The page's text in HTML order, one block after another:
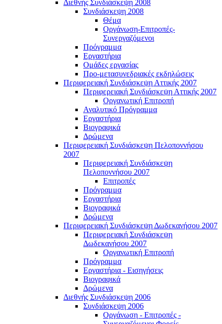
Διεθνής Συνδιάσκεψη 2008
Συνδιάσκεψη 2008
Θέμα
Οργάνωση-Επιτροπές-
Συνεργαζόμενοι
Πρόγραμμα
Εργαστήρια
Ομάδες εργασίας
Προ-μετασυνεδριακές εκδηλώσεις
Περιφερειακή Συνδιάσκεψη Αττικής 2007
Περιφερειακή Συνδιάσκεψη Αττικής 2007
Οργανωτική Επιτροπή
Αναλυτικό Πρόγραμμα
Εργαστήρια
Βιογραφικά
Δρώμενα
Περιφερειακή Συνδιάσκεψη Πελοποννήσου
2007
Περιφερειακή Συνδιάσκεψη
Πελοποννήσου 2007
Επιτροπές
Πρόγραμμα
Εργαστήρια
Βιογραφικά
Δρώμενα
Περιφερειακή Συνδιάσκεψη Δωδεκανήσου 2007
Περιφερειακή Συνδιάσκεψη
Δωδεκανήσου 2007
Οργανωτική Επιτροπή
Πρόγραμμα
Εργαστήρια - Εισηγήσεις
Βιογραφικά
Δρώμενα
Διεθνής Συνδιάσκεψη 2006
Συνδιάσκεψη 2006
Οργάνωση - Επιτροπές -